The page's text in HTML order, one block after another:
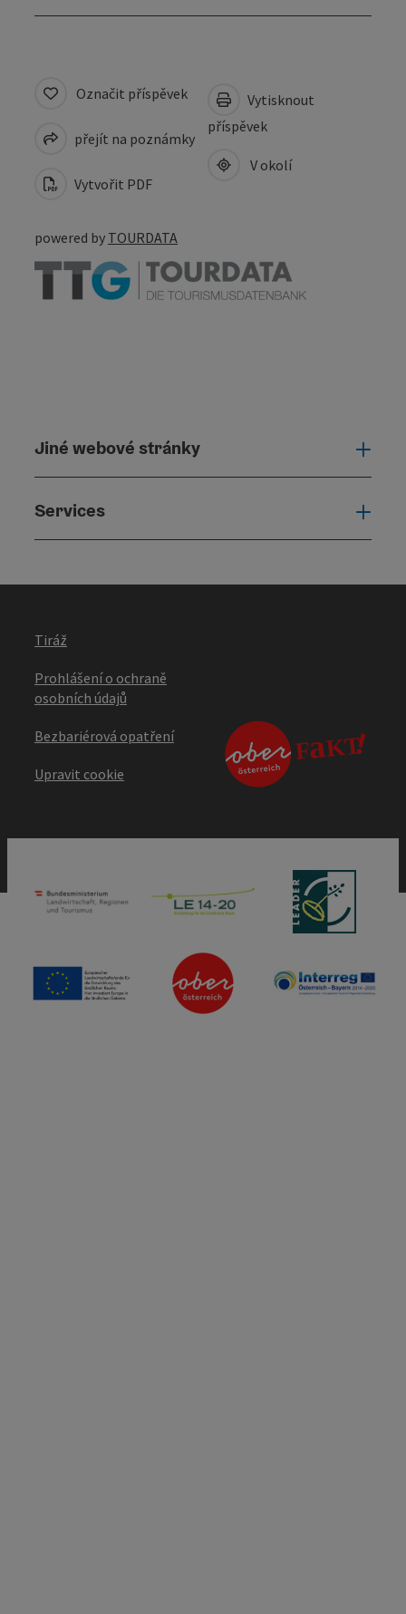
Označit příspěvek
přejít na poznámky
Vytvořit PDF
Vytisknout
příspěvek
V okolí
powered by TOURDATA
Jiné webové stránky
Services
Tiráž
Prohlášení o ochraně
osobních údajů
Bezbariérová opatření
Upravit cookie